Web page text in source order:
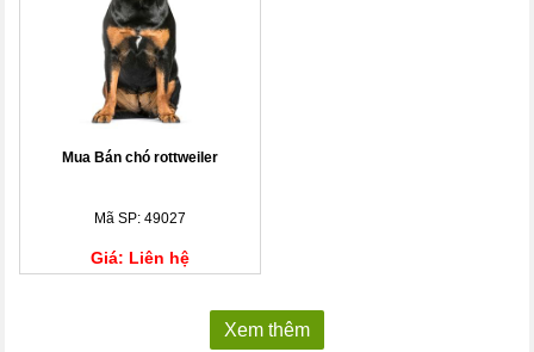
Mua Bán chó rottweiler
Mã SP: 49027
Giá: Liên hệ
Xem thêm